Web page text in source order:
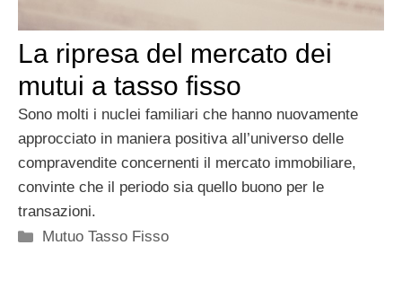
La ripresa del mercato dei
mutui a tasso fisso
Sono molti i nuclei familiari che hanno nuovamente
approcciato in maniera positiva all’universo delle
compravendite concernenti il mercato immobiliare,
convinte che il periodo sia quello buono per le
transazioni.
Categorie
Mutuo Tasso Fisso